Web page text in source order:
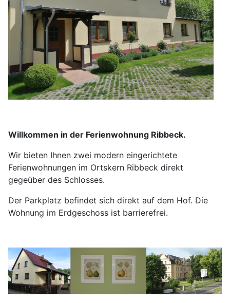
Willkommen in der Ferienwohnung Ribbeck.
Wir bieten Ihnen zwei modern eingerichtete
Ferienwohnungen im Ortskern Ribbeck direkt
gegeüber des Schlosses.
Der Parkplatz befindet sich direkt auf dem Hof. Die
Wohnung im Erdgeschoss ist barrierefrei.